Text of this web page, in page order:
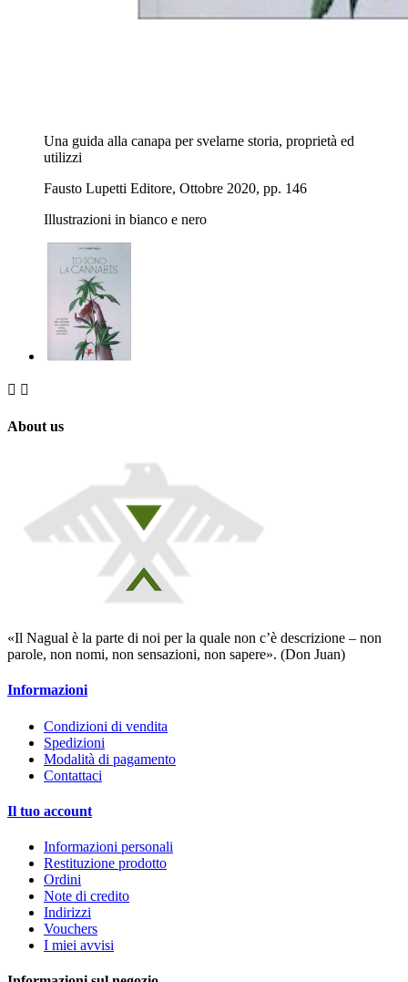
Una guida alla canapa per svelarne storia, proprietà ed
utilizzi
Fausto Lupetti Editore, Ottobre 2020, pp. 146
Illustrazioni in bianco e nero
 
About us
«Il Nagual è la parte di noi per la quale non c’è descrizione – non
parole, non nomi, non sensazioni, non sapere». (Don Juan)
Informazioni
Condizioni di vendita
Spedizioni
Modalità di pagamento
Contattaci
Il tuo account
Informazioni personali
Restituzione prodotto
Ordini
Note di credito
Indirizzi
Vouchers
I miei avvisi